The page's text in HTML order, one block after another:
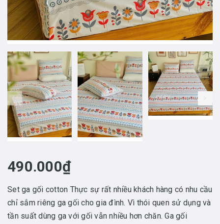
prev
490.000₫
Set ga gối cotton Thực sự rất nhiều khách hàng có nhu cầu
chỉ sắm riêng ga gối cho gia đình. Vì thói quen sử dụng và
tần suất dùng ga với gối vẫn nhiều hơn chăn. Ga gối